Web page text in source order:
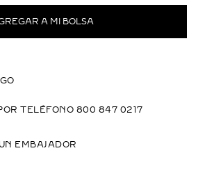
TELÉFONO 800 847 0217
EMBAJADOR